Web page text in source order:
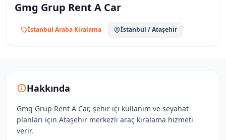
Gmg Grup Rent A Car
İstanbul Araba Kiralama İstanbul / Ataşehir
Hakkında
Gmg Grup Rent A Car, şehir içi kullanım ve seyahat
planları için Ataşehir merkezli araç kiralama hizmeti
verir.